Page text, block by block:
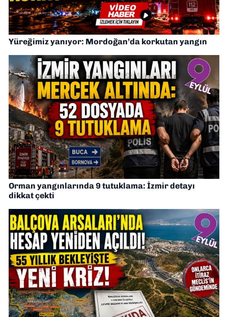
Yüreğimiz yanıyor: Mordoğan’da korkutan yangın
Orman yangınlarında 9 tutuklama: İzmir detayı
dikkat çekti